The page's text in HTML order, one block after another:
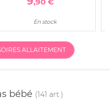
,90 €
En stock
ALLAITEMENT
bébé (141 art.)